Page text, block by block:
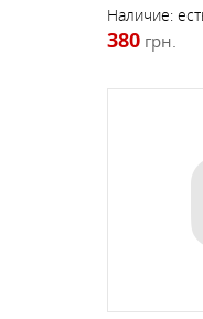
Наличие:
380 грн.